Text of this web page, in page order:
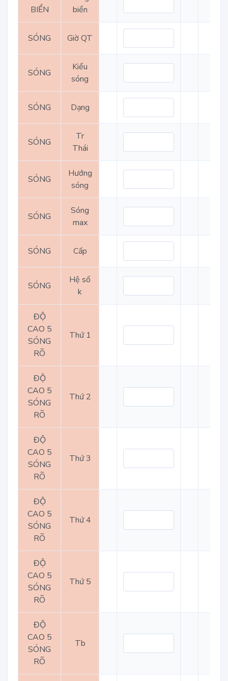
BIỂN
biển
SÓNG Giờ QT
SÓNG
Kiểu
sóng
SÓNG Dạng
SÓNG
Tr
Thái
SÓNG
Hướng
sóng
SÓNG
Sóng
max
SÓNG Cấp
SÓNG
Hệ số
k
ĐỘ
CAO 5
SÓNG
RÕ
Thứ 1
ĐỘ
CAO 5
SÓNG
RÕ
Thứ 2
ĐỘ
CAO 5
SÓNG
RÕ
Thứ 3
ĐỘ
CAO 5
SÓNG
RÕ
Thứ 4
ĐỘ
CAO 5
SÓNG
RÕ
Thứ 5
ĐỘ
CAO 5
SÓNG
RÕ
Tb